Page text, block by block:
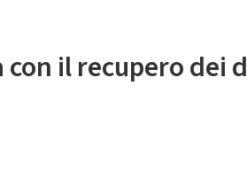
con il recupero dei